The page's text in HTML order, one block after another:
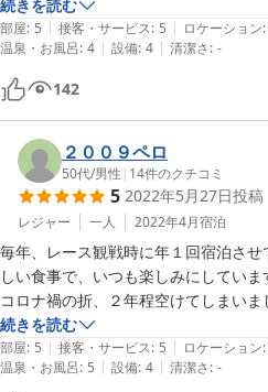
た方と同じ部屋に宿泊できる機会など
ました。部屋の入り口はすりガラスの
使い方がわからないかもしれません。
にリフォームされており使いやすい
下にしつらえてある、と書くと普通で
す。縁側のような位置にありますの
でしょう。お湯は出ます。もちろん
れになるかも？洗面台の向こう側は
庭を眺め、昔の人たちはどうやって
馳せます。その中庭には犬が飼われ
食事はちょうどいい量でとても美味
うれしかったです。100年前の電話は
wifiも使えるなど、いい感じに昔と今
思いました。お世話になりました。あ
続きを読む
部屋: 5 | 接客・サービス: 5 | ロケーション:
温泉・お風呂: 4 | 設備: 4 | 清潔さ: -
142
２００９ペロ
50代/男性 | 14件のクチコミ
5 2022年5月27日投稿
レジャー 一人 2022年4月宿泊
毎年、レース観戦時に年１回宿泊さ
しい食事で、いつも楽しみにしていま
コロナ禍の折、２年程空けてしまい
ており立派になっていました。
あとＷｉ－Ｆｉもでしたね。
また来年も利用させて頂きたいと思い
続きを読む
部屋: 5 | 接客・サービス: 5 | ロケーション:
温泉・お風呂: 5 | 設備: 4 | 清潔さ: -